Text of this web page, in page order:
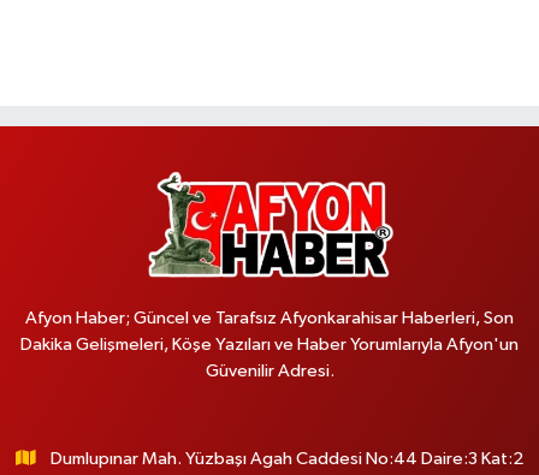
Afyon Haber; Güncel ve Tarafsız Afyonkarahisar Haberleri, Son
Dakika Gelişmeleri, Köşe Yazıları ve Haber Yorumlarıyla Afyon'un
Güvenilir Adresi.
Dumlupınar Mah. Yüzbaşı Agah Caddesi No:44 Daire:3 Kat:2